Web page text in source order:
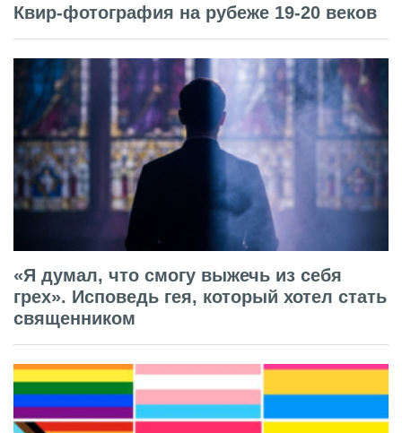
Квир-фотография на рубеже 19-20 веков
«Я думал, что смогу выжечь из себя
грех». Исповедь гея, который хотел стать
священником